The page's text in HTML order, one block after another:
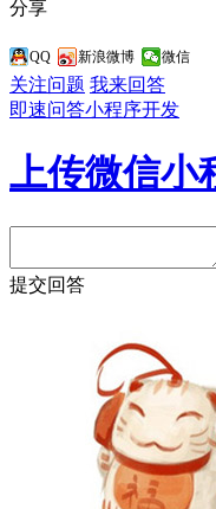
分享
QQ 新浪微博 微信
关注问题 我来回答
即速问答小程序开发
上传微信小
提交回答